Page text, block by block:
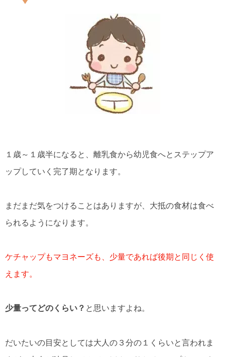
１歳～１歳半になると、離乳食から幼児食へとステップア
ップしていく完了期となります。
まだまだ気をつけることはありますが、大抵の食材は食べ
られるようになります。
ケチャップもマヨネーズも、少量であれば後期と同じく使
えます。
少量ってどのくらい？ と思いますよね。
だいたいの目安としては大人の３分の１くらいと言われま